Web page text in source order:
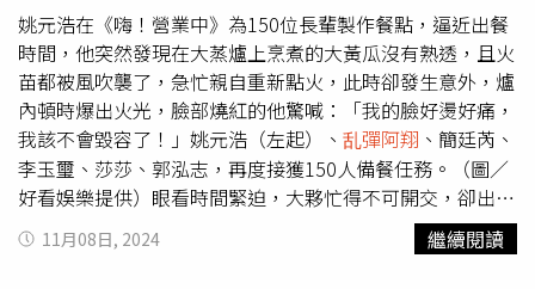
姚元浩在《嗨！營業中》為150位長輩製作餐點，逼近出餐
時間，他突然發現在大蒸爐上烹煮的大黃瓜沒有熟透，且火
苗都被風吹襲了，急忙親自重新點火，此時卻發生意外，爐
內頓時爆出火光，臉部燒紅的他驚喊：「我的臉好燙好痛，
我該不會毀容了！」姚元浩（左起）、 乱彈阿翔 、簡廷芮、
李玉璽、莎莎、郭泓志，再度接獲150人備餐任務。（圖／
好看娛樂提供）眼看時間緊迫，大夥忙得不可開交，卻出現
小幫手豬隊友成了「散菜童子」，李玉璽幫忙炒菜越幫越
忙，一直把菜炒出鍋外，姚元浩看不下大喊：「你把菜全部
11月08日, 2024 繼續閱讀